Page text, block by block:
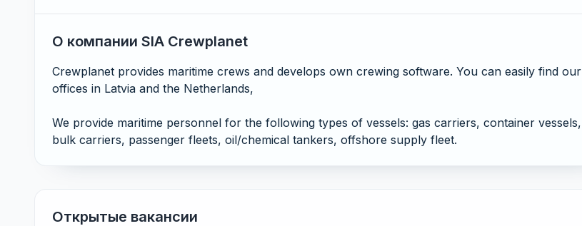
О компании SIA Crewplanet
Crewplanet provides maritime crews and develops own crewing software. You can easily find our
offices in Latvia and the Netherlands,
We provide maritime personnel for the following types of vessels: gas carriers, container vessels,
bulk carriers, passenger fleets, oil/chemical tankers, offshore supply fleet.
Открытые вакансии